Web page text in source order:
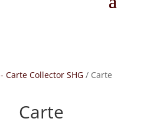
- Carte Collector SHG/ Carte
Carte